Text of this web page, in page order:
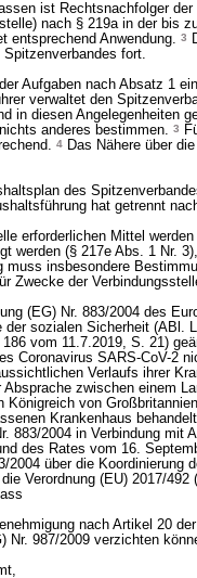
ist Rechtsnachfolger
nach § 219a in der bis
entsprechend Anwendung. 3
fort.
Aufgaben nach Absatz 1
verwaltet den
in diesen Angelegenheiten
anderes bestimmen. 3
4 Das Nähere über
des
hat getrennt
erforderlichen Mittel
werden (§ 217e Abs. 1 Nr.
muss insbesondere
Zwecke der
(EG) Nr. 883/2004 des
der sozialen Sicherheit (ABl.
vom 11.7.2019, S. 21)
Coronavirus SARS-CoV-2
Verlaufs ihrer
zwischen einem
von
Krankenhaus
883/2004 in Verbindung mit
des Rates vom 16.
2004 über die
Verordnung (EU) 2017/
nach Artikel 20
Nr. 987/2009 verzichten